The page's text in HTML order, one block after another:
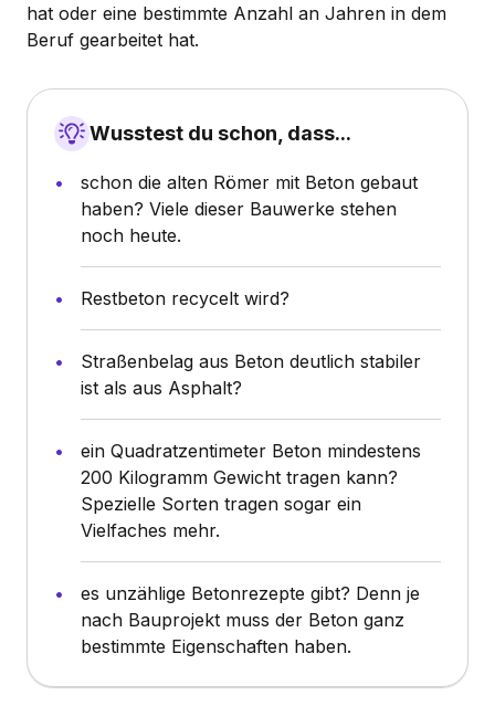
hat oder eine bestimmte Anzahl an Jahren in dem
Beruf gearbeitet hat.
Wusstest du schon, dass...
schon die alten Römer mit Beton gebaut
haben? Viele dieser Bauwerke stehen
noch heute.
Restbeton recycelt wird?
Straßenbelag aus Beton deutlich stabiler
ist als aus Asphalt?
ein Quadratzentimeter Beton mindestens
200 Kilogramm Gewicht tragen kann?
Spezielle Sorten tragen sogar ein
Vielfaches mehr.
es unzählige Betonrezepte gibt? Denn je
nach Bauprojekt muss der Beton ganz
bestimmte Eigenschaften haben.